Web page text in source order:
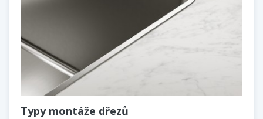
Typy montáže dřezů